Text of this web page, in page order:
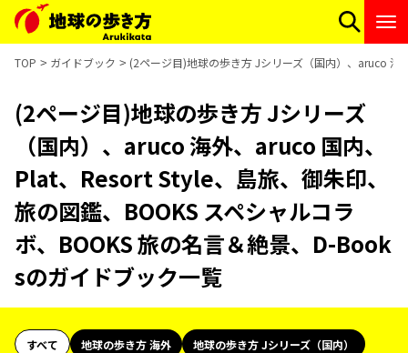
TOP ガイドブック (2ページ目)地球の歩き方 Jシリーズ（国内）、aruco
(2ページ目)地球の歩き方 Jシリーズ
（国内）、aruco 海外、aruco 国内、
Plat、Resort Style、島旅、御朱印、
旅の図鑑、BOOKS スペシャルコラ
ボ、BOOKS 旅の名言＆絶景、D-Book
sのガイドブック一覧
すべて 地球の歩き方 海外
地球の歩き方 Jシリーズ（国内）